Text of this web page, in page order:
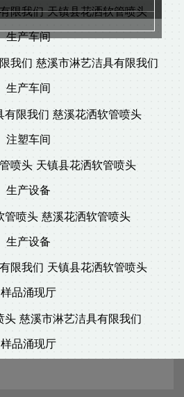
生产车间
生产车间
注塑车间
生产设备
生产设备
样品涌现厅
样品涌现厅